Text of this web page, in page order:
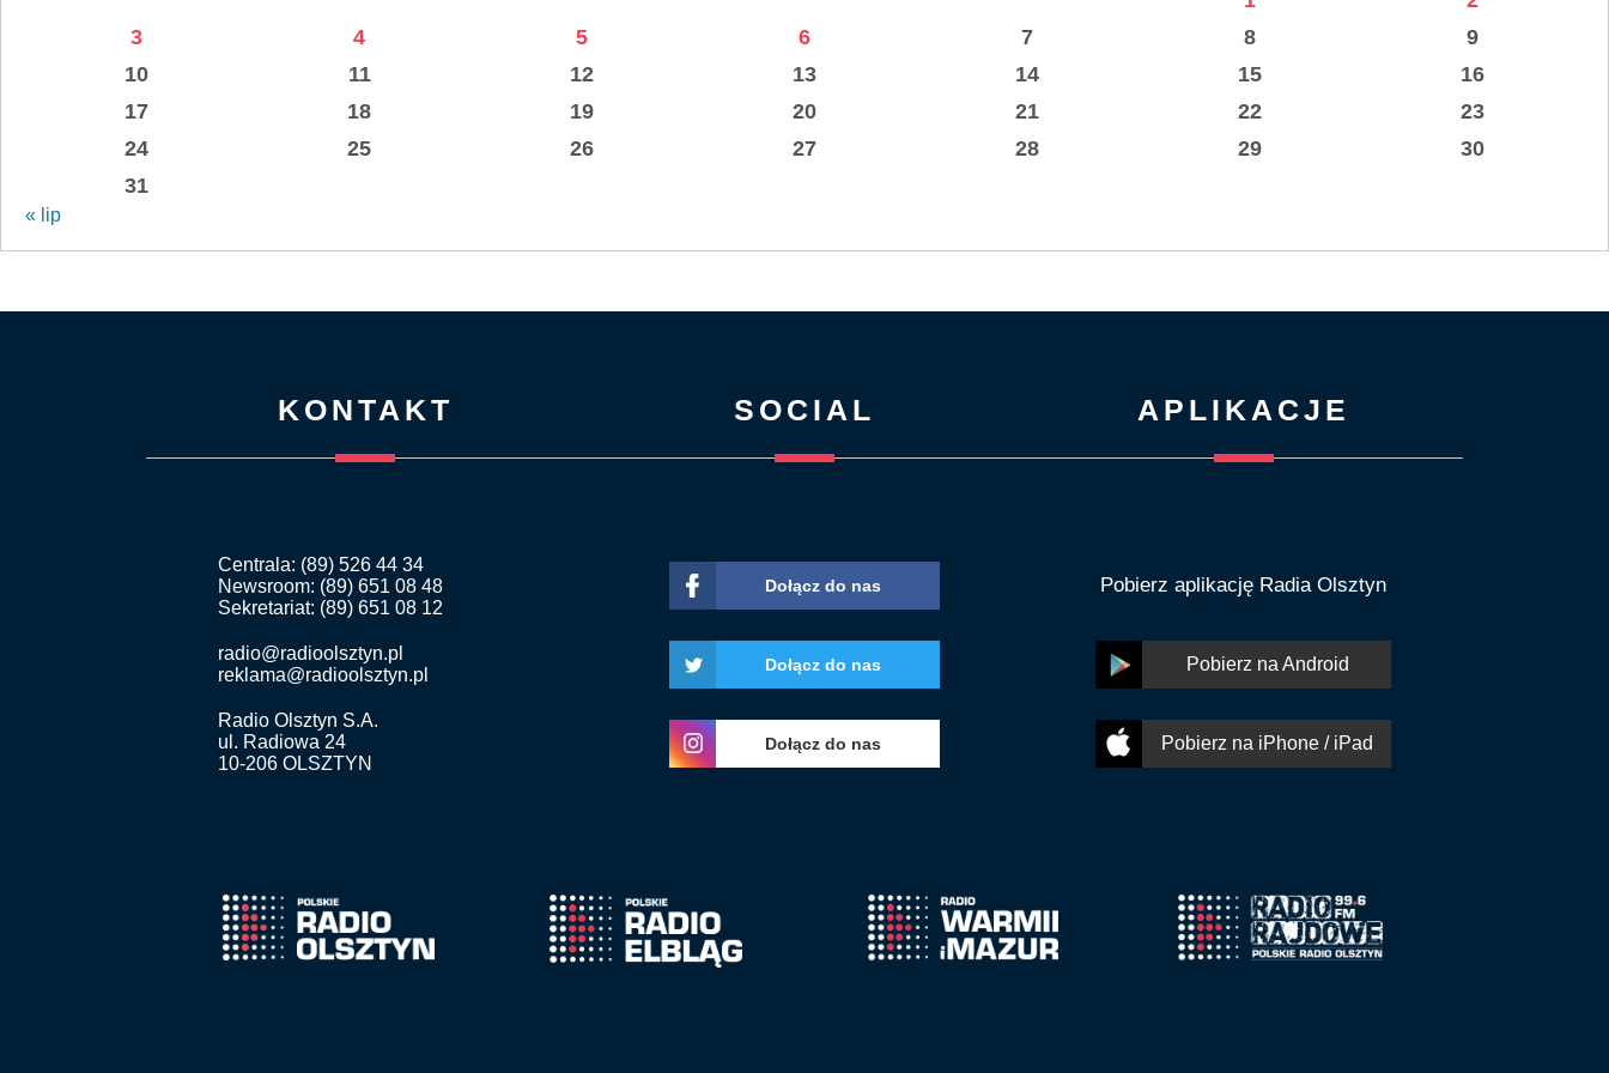
3
4 5 6 7 8
9
10
11 12 13 14 15
16
17
18 19 20 21 22
23
24
25 26 27 28 29
30
31
« lip
KONTAKT
Centrala: (89) 526 44 34
Newsroom: (89) 651 08 48
Sekretariat: (89) 651 08 12
radio@radioolsztyn.pl
reklama@radioolsztyn.pl
Radio Olsztyn S.A.
ul. Radiowa 24
10-206 OLSZTYN
SOCIAL
Dołącz do nas
Dołącz do nas
Dołącz do nas
APLIKACJE
Pobierz aplikację Radia Olsztyn
Pobierz na Android
Pobierz na iPhone / iPad